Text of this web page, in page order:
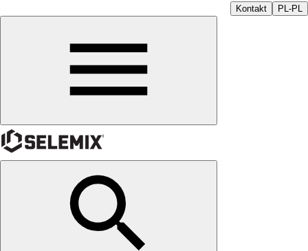
Kontakt PL-PL